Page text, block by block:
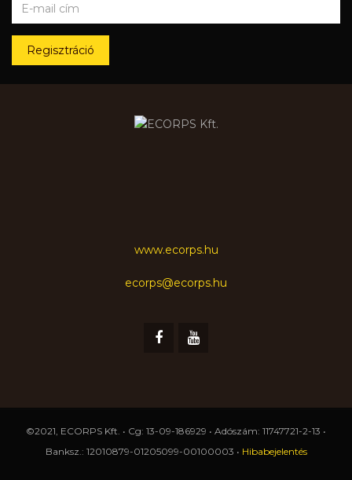
Regisztráció
www.ecorps.hu
ecorps@ecorps.hu
©2021, ECORPS Kft. • Cg: 13-09-186929 • Adószám: 11747721-2-13 •
Banksz.: 12010879-01205099-00100003 • Hibabejelentés